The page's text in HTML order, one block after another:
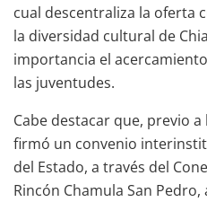
cual descentraliza la oferta
la diversidad cultural de
importancia el
las juventudes.
Cabe destacar que, previo
firmó un convenio
del Estado, a través del
Rincón Chamula San